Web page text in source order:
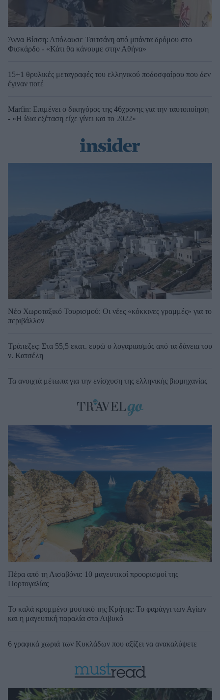
Άννα Βίσση: Απόλαυσε Τσιτσάνη από μπάντα δρόμου στο
Φισκάρδο - «Κάτι θα κάνουμε στην Αθήνα»
15+1 θρυλικές μεταγραφές του ελληνικού ποδοσφαίρου που δεν
έγιναν ποτέ
Marfin: Επιμένει ο δικηγόρος της 46χρονης για την ταυτοποίηση
- «Η ίδια εξέταση είχε γίνει και το 2022»
Νέο Χωροταξικό Τουρισμού: Οι νέες «κόκκινες γραμμές» για το
περιβάλλον
Τράπεζες: Στα 55,5 εκατ. ευρώ ο λογαριασμός από τα δάνεια του
ν. Κατσέλη
Τα ανοιχτά μέτωπα για την ενίσχυση της ελληνικής βιομηχανίας
Πέρα από τη Λισαβόνα: 10 μαγευτικοί προορισμοί της
Πορτογαλίας
Το καλά κρυμμένο μυστικό της Κρήτης: Το φαράγγι των Αγίων
και η μαγευτική παραλία στο Λιβυκό
6 γραφικά χωριά των Κυκλάδων που αξίζει να ανακαλύψετε